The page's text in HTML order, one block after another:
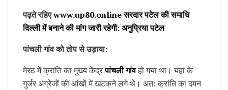
पढ़ते रहिएwww.up80.online सरदार पटेल की समाधि
दिल्ली में बनाने की मांग जारी रहेगी: अनुप्रिया पटेल
पांचली गांव को तोप से उड़ाया:
मेरठ में क्रांति का मुख्य केंद्रपांचली गांवहो गया था। यहां के
गुर्जर अंग्रेजों की आंखों में खटकने लगे थे। अत: क्रांति का दमन